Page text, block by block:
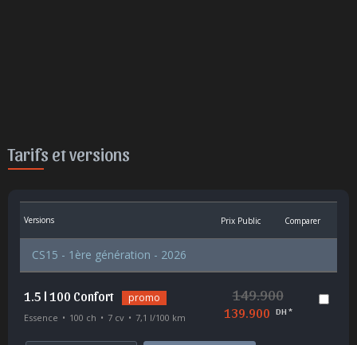
Tarifs et versions
Versions Prix Public Comparer
CS15 - 1ère génération - 2026
1.5 l 100 Confort promo
Essence 100 ch 7 cv 7,1 l/100 km
149.900
139.900 DH *